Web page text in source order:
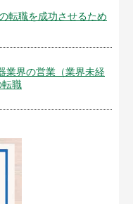
転職を成功させるため
業界の営業（業界未経
転職